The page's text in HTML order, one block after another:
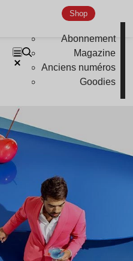
Shop
Abonnement
Magazine
Anciens numéros
Goodies